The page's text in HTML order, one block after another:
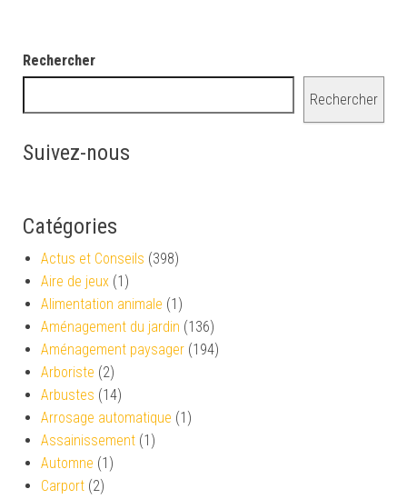
Rechercher
Rechercher
Suivez-nous
Catégories
Actus et Conseils (398)
Aire de jeux (1)
Alimentation animale (1)
Aménagement du jardin (136)
Aménagement paysager (194)
Arboriste (2)
Arbustes (14)
Arrosage automatique (1)
Assainissement (1)
Automne (1)
Carport (2)